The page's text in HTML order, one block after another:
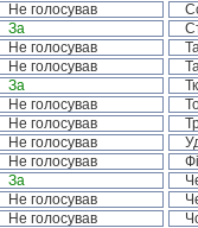
Не голосував
За
Не голосував
Не голосував
За
Не голосував
Не голосував
Не голосував
Не голосував
За
Не голосував
Не голосував